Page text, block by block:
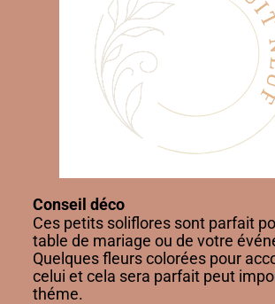
Conseil déco
Ces petits soliflores sont parfait
table de mariage ou de votre
Quelques fleurs colorées pour
celui et cela sera parfait peut
théme.